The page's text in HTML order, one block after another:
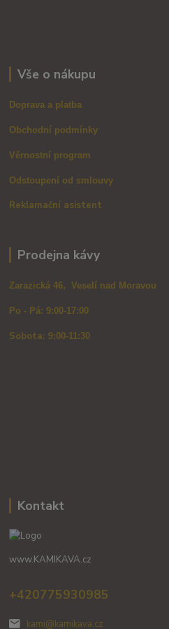
Vše o nákupu
Doprava a platba
Obchodní podmínky
Věrnostní program
Odstoupení od smlouvy
Reklamační asistent
Prodejna kávy
Zarazická 46, Veselí nad Moravou
Po - Pá: 9:00-17:00
Sobota: 9:00-11:30
Kontakt
www.KAMIKAVA.cz
+420775930985
kami@kamikava.cz